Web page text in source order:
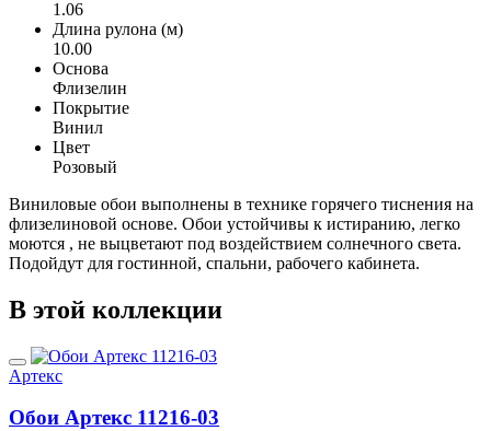
1.06
Длина рулона (м)
10.00
Основа
Флизелин
Покрытие
Винил
Цвет
Розовый
Виниловые обои выполнены в технике горячего тиснения на
флизелиновой основе. Обои устойчивы к истиранию, легко
моются , не выцветают под воздействием солнечного света.
Подойдут для гостинной, спальни, рабочего кабинета.
В этой коллекции
Артекс
Обои Артекс 11216-03